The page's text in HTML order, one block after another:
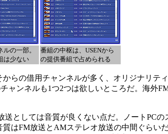
の一部。
は少ない
番組の中枢は、USENから
の提供番組で占められる
らの借用チャンネルが多く、オリジナリテ
ャンネルも1つ2つは欲しいところだ。海外
としては音質が良くない点だ。ノートPCの
はFM放送とAMステレオ放送の中間ぐらい